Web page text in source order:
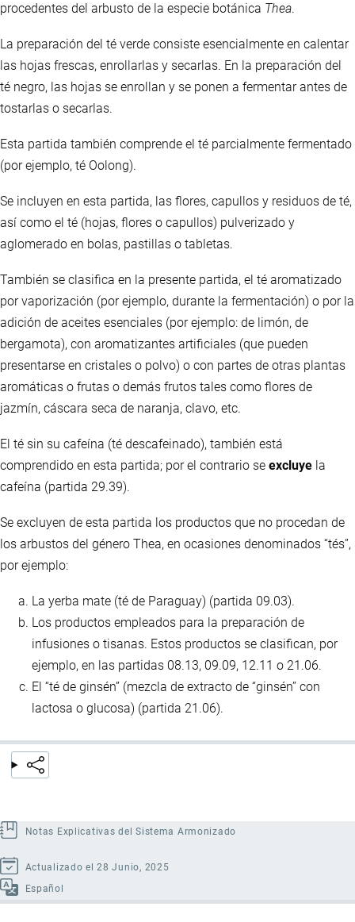
procedentes del arbusto de la especie botánica Thea.
La preparación del té verde consiste esencialmente en calentar
las hojas frescas, enrollarlas y secarlas. En la preparación del
té negro, las hojas se enrollan y se ponen a fermentar antes de
tostarlas o secarlas.
Esta partida también comprende el té parcialmente fermentado
(por ejemplo, té Oolong).
Se incluyen en esta partida, las flores, capullos y residuos de té,
así como el té (hojas, flores o capullos) pulverizado y
aglomerado en bolas, pastillas o tabletas.
También se clasifica en la presente partida, el té aromatizado
por vaporización (por ejemplo, durante la fermentación) o por la
adición de aceites esenciales (por ejemplo: de limón, de
bergamota), con aromatizantes artificiales (que pueden
presentarse en cristales o polvo) o con partes de otras plantas
aromáticas o frutas o demás frutos tales como flores de
jazmín, cáscara seca de naranja, clavo, etc.
El té sin su cafeína (té descafeinado), también está
comprendido en esta partida; por el contrario se excluye la
cafeína (partida 29.39).
Se excluyen de esta partida los productos que no procedan de
los arbustos del género Thea, en ocasiones denominados “tés”,
por ejemplo:
La yerba mate (té de Paraguay) (partida 09.03).
Los productos empleados para la preparación de
infusiones o tisanas. Estos productos se clasifican, por
ejemplo, en las partidas 08.13, 09.09, 12.11 o 21.06.
El “té de ginsén” (mezcla de extracto de “ginsén” con
lactosa o glucosa) (partida 21.06).
Notas Explicativas del Sistema Armonizado
Actualizado el 28 Junio, 2025
Español